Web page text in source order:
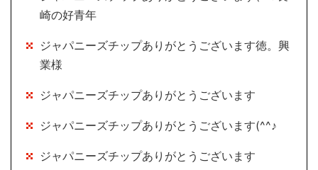
崎の好青年
ジャパニーズチップありがとうございます徳。興
業様
ジャパニーズチップありがとうございます
ジャパニーズチップありがとうございます(^^♪
ジャパニーズチップありがとうございます